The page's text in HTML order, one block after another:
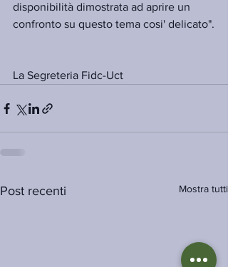
disponibilità dimostrata ad aprire un
confronto su questo tema cosi' delicato".
La Segreteria Fidc-Uct
Post recenti Mostra tutti